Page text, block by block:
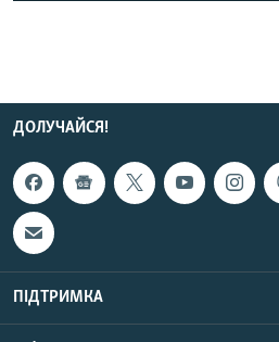
ДОЛУЧАЙСЯ!
ПІДТРИМКА